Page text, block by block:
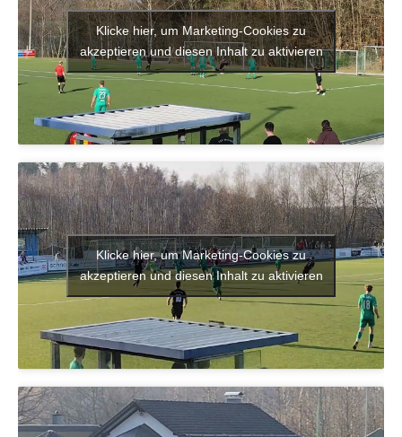
Klicke hier, um Marketing-Cookies zu
akzeptieren und diesen Inhalt zu aktivieren
Klicke hier, um Marketing-Cookies zu
akzeptieren und diesen Inhalt zu aktivieren